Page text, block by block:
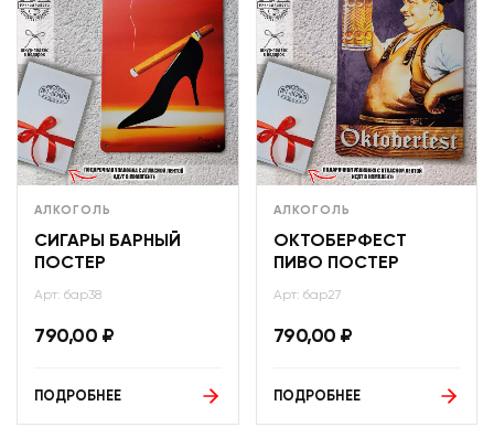
АЛКОГОЛЬ
СИГАРЫ БАРНЫЙ
ПОСТЕР
Арт: бар38
790,00 ₽
ПОДРОБНЕЕ
АЛКОГОЛЬ
ОКТОБЕРФЕСТ
ПИВО ПОСТЕР
Арт: бар27
790,00 ₽
ПОДРОБНЕЕ